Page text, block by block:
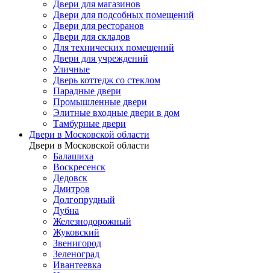
Двери для магазинов
Двери для подсобных помещений
Двери для ресторанов
Двери для складов
Для технических помещений
Двери для учреждений
Уличные
Дверь коттедж со стеклом
Парадные двери
Промышленные двери
Элитные входные двери в дом
Тамбурные двери
Двери в Московской области
Двери в Московской области
Балашиха
Воскресенск
Дедовск
Дмитров
Долгопрудный
Дубна
Железнодорожный
Жуковский
Звенигород
Зеленоград
Ивантеевка